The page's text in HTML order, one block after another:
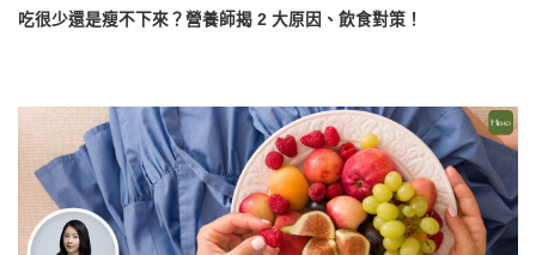
吃很少還是瘦不下來？營養師揭 2 大原因、飲食對策！